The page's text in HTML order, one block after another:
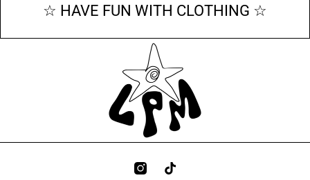
☆ HAVE FUN WITH CLOTHING ☆